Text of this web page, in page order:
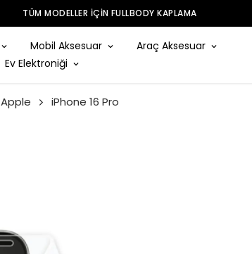
TÜM MODELLER IÇIN FULLBODY KAPLAMA
Mobil Aksesuar
Araç Aksesuar
Ev Elektroniği
Apple iPhone 16 Pro